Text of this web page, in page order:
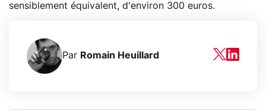
sensiblement équivalent, d'environ 300 euros.
Par Romain Heuillard